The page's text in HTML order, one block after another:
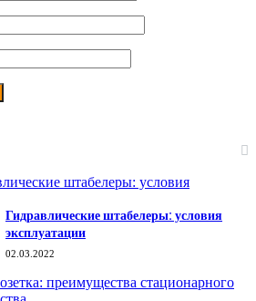
Гидравлические штабелеры: условия
эксплуатации
02.03.2022